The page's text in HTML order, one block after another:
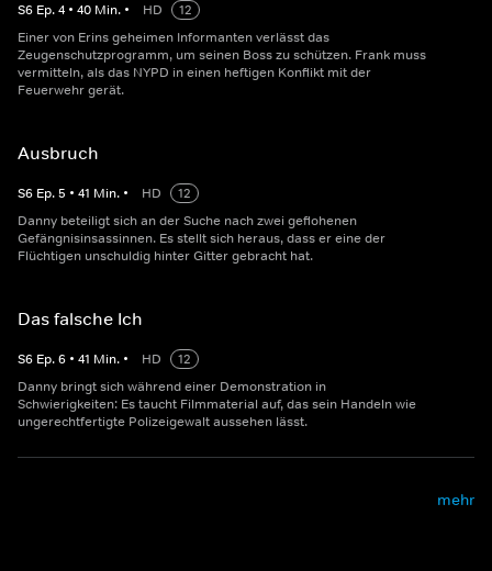
S6 Ep.4 • 40 Min. • HD
12
Einer von Erins geheimen Informanten verlässt das
Zeugenschutzprogramm, um seinen Boss zu schützen. Frank muss
vermitteln, als das NYPD in einen heftigen Konflikt mit der
Feuerwehr gerät.
Ausbruch
S6 Ep.5 • 41 Min. • HD
12
Danny beteiligt sich an der Suche nach zwei geflohenen
Gefängnisinsassinnen. Es stellt sich heraus, dass er eine der
Flüchtigen unschuldig hinter Gitter gebracht hat.
Das falsche Ich
S6 Ep.6 • 41 Min. • HD
12
Danny bringt sich während einer Demonstration in
Schwierigkeiten: Es taucht Filmmaterial auf, das sein Handeln wie
ungerechtfertigte Polizeigewalt aussehen lässt.
mehr